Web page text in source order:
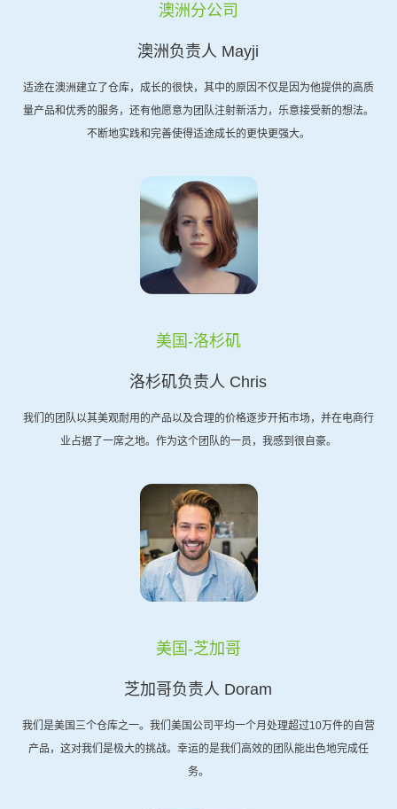
澳洲分公司
澳洲负责人 Mayji
适途在澳洲建立了仓库，成长的很快，其中的原因不仅是因为他提供的高质
量产品和优秀的服务，还有他愿意为团队注射新活力，乐意接受新的想法。
不断地实践和完善使得适途成长的更快更强大。
美国-洛杉矶
洛杉矶负责人 Chris
我们的团队以其美观耐用的产品以及合理的价格逐步开拓市场，并在电商行
业占据了一席之地。作为这个团队的一员，我感到很自豪。
美国-芝加哥
芝加哥负责人 Doram
我们是美国三个仓库之一。我们美国公司平均一个月处理超过10万件的自营
产品，这对我们是极大的挑战。幸运的是我们高效的团队能出色地完成任
务。